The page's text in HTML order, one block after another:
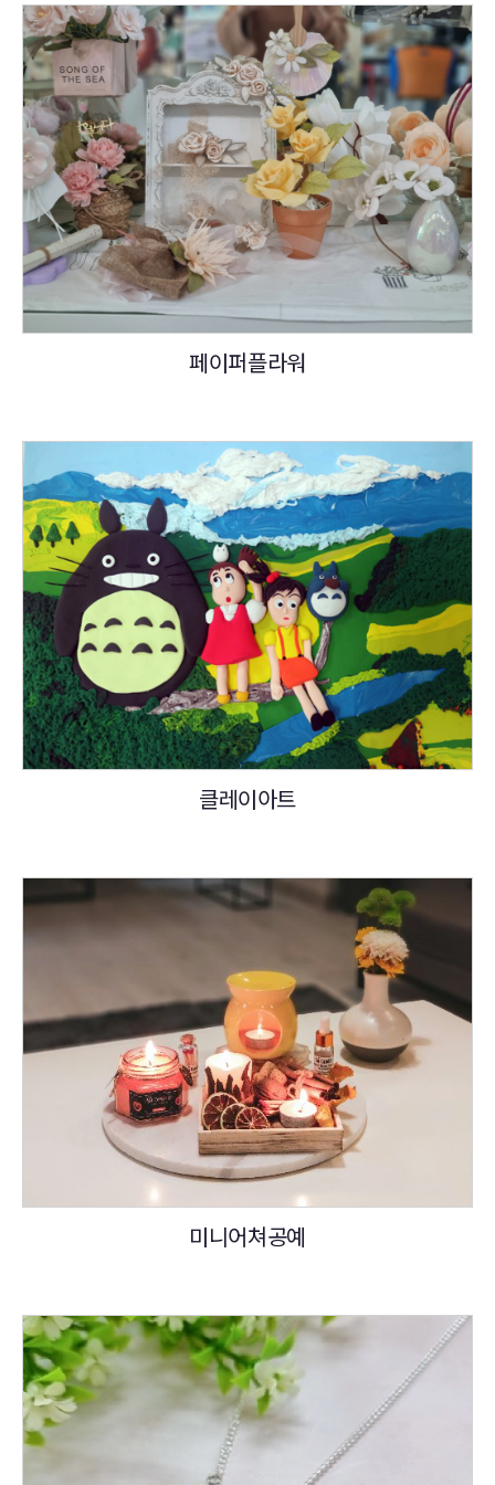
페이퍼플라워
클레이아트
미니어쳐공예